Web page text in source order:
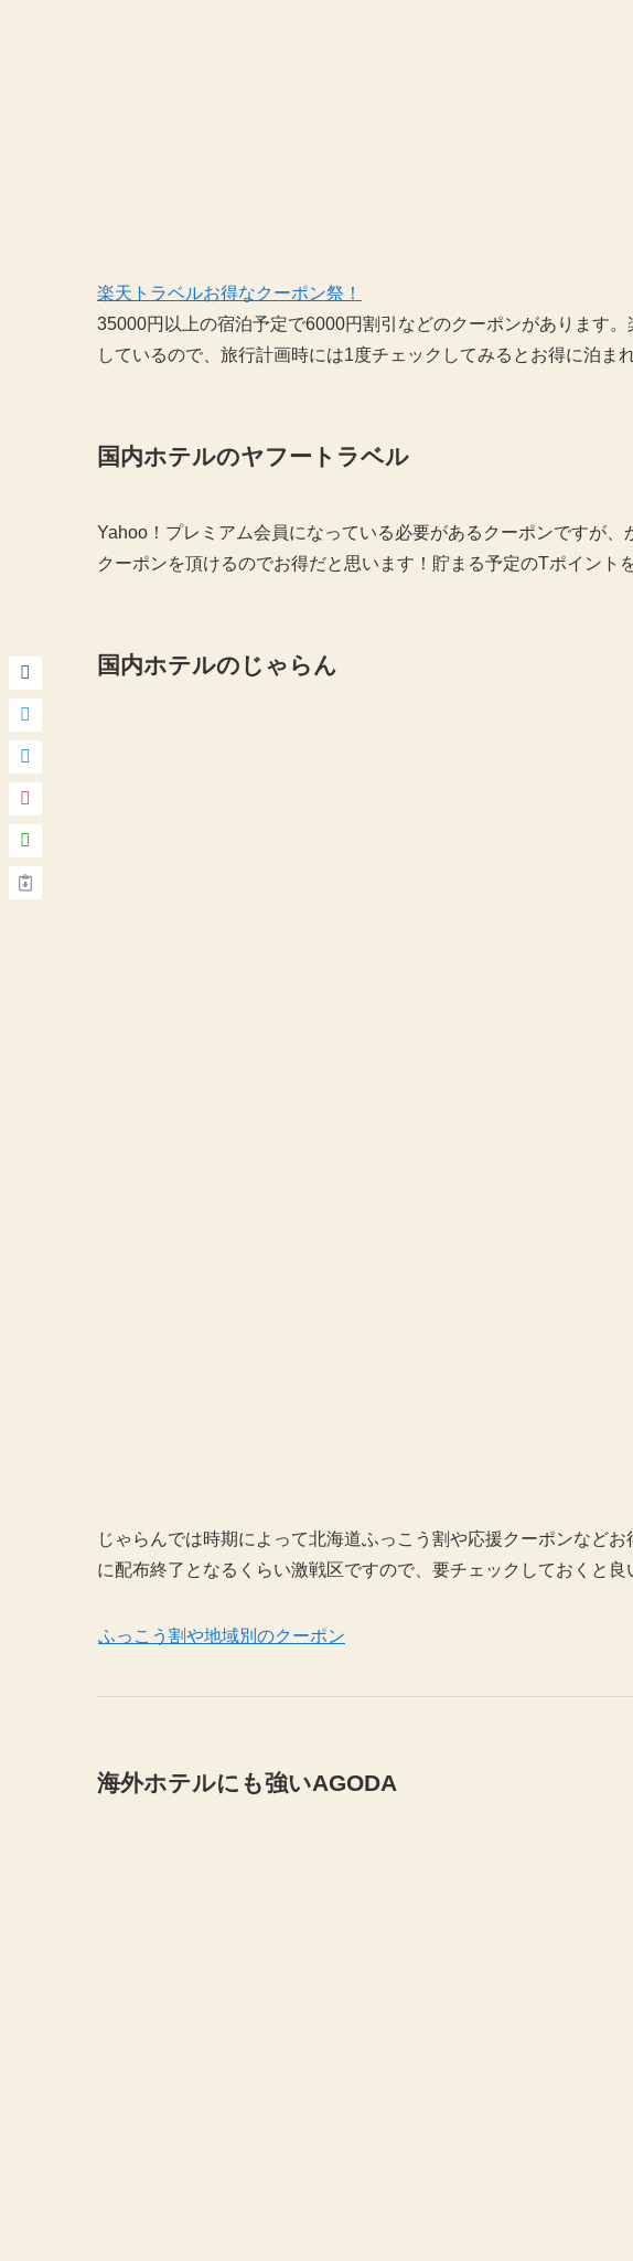
楽天トラベルお得なクーポン祭！
35000円以上の宿泊予定で6000円割引などのクーポンがあります
しているので、旅行計画時には1度チェックしてみるとお得に泊ま
国内ホテルのヤフートラベル
Yahoo！プレミアム会員になっている必要があるクーポンですが
クーポンを頂けるのでお得だと思います！貯まる予定のTポイント
国内ホテルのじゃらん
じゃらんでは時期によって北海道ふっこう割や応援クーポンなど
に配布終了となるくらい激戦区ですので、要チェックしておくと良
ふっこう割や地域別のクーポン
海外ホテルにも強いAGODA